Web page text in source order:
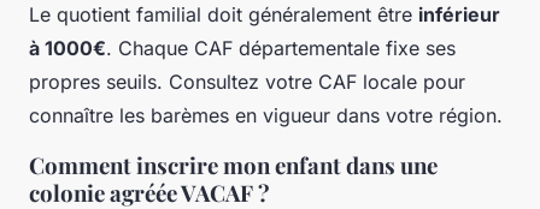
Le quotient familial doit généralement être inférieur
à 1000€. Chaque CAF départementale fixe ses
propres seuils. Consultez votre CAF locale pour
connaître les barèmes en vigueur dans votre région.
Comment inscrire mon enfant dans une
colonie agréée VACAF ?